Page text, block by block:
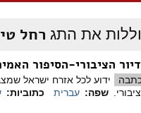
את התג רחל
הציבורי-הסיפור
ידוע לכל אזרח ישראל
שפה: עברית כתוביות: